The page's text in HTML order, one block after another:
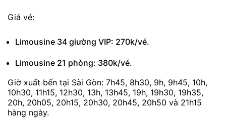
Giá vé:
Limousine 34 giường VIP: 270k/vé.
Limousine 21 phòng: 380k/vé.
Giờ xuất bến tại Sài Gòn: 7h45, 8h30, 9h, 9h45, 10h,
10h30, 11h15, 12h30, 13h, 13h45, 19h, 19h30, 19h35,
20h, 20h05, 20h15, 20h30, 20h45, 20h50 và 21h15
hàng ngày.